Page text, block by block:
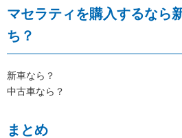
マセラティを購入するなら
ち？
新車なら？
中古車なら？
まとめ